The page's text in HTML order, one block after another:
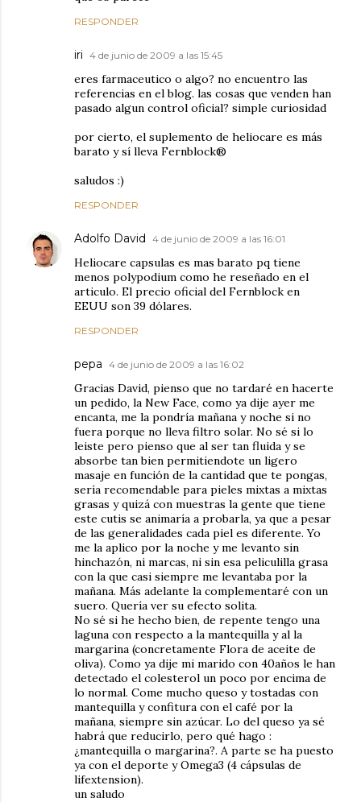
RESPONDER
iri 4 de junio de 2009 a las 15:45
eres farmaceutico o algo? no encuentro las
referencias en el blog. las cosas que venden han
pasado algun control oficial? simple curiosidad
por cierto, el suplemento de heliocare es más
barato y sí lleva Fernblock®
saludos :)
RESPONDER
Adolfo David 4 de junio de 2009 a las 16:01
Heliocare capsulas es mas barato pq tiene
menos polypodium como he reseñado en el
articulo. El precio oficial del Fernblock en
EEUU son 39 dólares.
RESPONDER
pepa 4 de junio de 2009 a las 16:02
Gracias David, pienso que no tardaré en hacerte
un pedido, la New Face, como ya dije ayer me
encanta, me la pondría mañana y noche si no
fuera porque no lleva filtro solar. No sé si lo
leiste pero pienso que al ser tan fluida y se
absorbe tan bien permitiendote un ligero
masaje en función de la cantidad que te pongas,
sería recomendable para pieles mixtas a mixtas
grasas y quizá con muestras la gente que tiene
este cutis se animaría a probarla, ya que a pesar
de las generalidades cada piel es diferente. Yo
me la aplico por la noche y me levanto sin
hinchazón, ni marcas, ni sin esa peliculilla grasa
con la que casi siempre me levantaba por la
mañana. Más adelante la complementaré con un
suero. Quería ver su efecto solita.
No sé si he hecho bien, de repente tengo una
laguna con respecto a la mantequilla y al la
margarina (concretamente Flora de aceite de
oliva). Como ya dije mi marido con 40años le han
detectado el colesterol un poco por encima de
lo normal. Come mucho queso y tostadas con
mantequilla y confitura con el café por la
mañana, siempre sin azúcar. Lo del queso ya sé
habrá que reducirlo, pero qué hago :
¿mantequilla o margarina?. A parte se ha puesto
ya con el deporte y Omega3 (4 cápsulas de
lifextension).
un saludo